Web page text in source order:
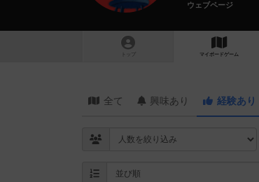
ウェブページ
トップ マイボードゲーム
全て 興味あり 経験あり